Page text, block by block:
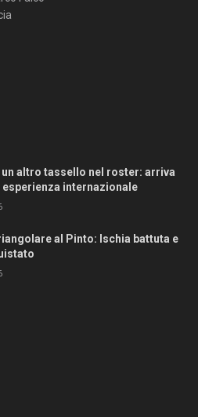
altro tassello nel roster: arriva
esperienza internazionale
al Pinto: Ischia battuta e